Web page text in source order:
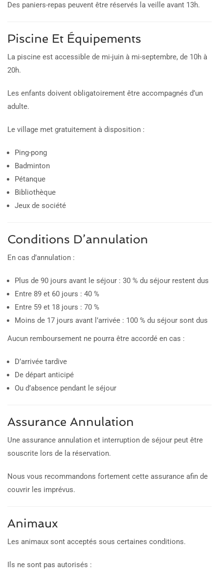
Des paniers-repas peuvent être réservés la veille avant 13h.
Piscine Et Équipements
La piscine est accessible de mi-juin à mi-septembre, de 10h à
20h.
Les enfants doivent obligatoirement être accompagnés d’un
adulte.
Le village met gratuitement à disposition :
Ping-pong
Badminton
Pétanque
Bibliothèque
Jeux de société
Conditions D’annulation
En cas d’annulation :
Plus de 90 jours avant le séjour : 30 % du séjour restent dus
Entre 89 et 60 jours : 40 %
Entre 59 et 18 jours : 70 %
Moins de 17 jours avant l’arrivée : 100 % du séjour sont dus
Aucun remboursement ne pourra être accordé en cas :
D’arrivée tardive
De départ anticipé
Ou d’absence pendant le séjour
Assurance Annulation
Une assurance annulation et interruption de séjour peut être
souscrite lors de la réservation.
Nous vous recommandons fortement cette assurance afin de
couvrir les imprévus.
Animaux
Les animaux sont acceptés sous certaines conditions.
Ils ne sont pas autorisés :